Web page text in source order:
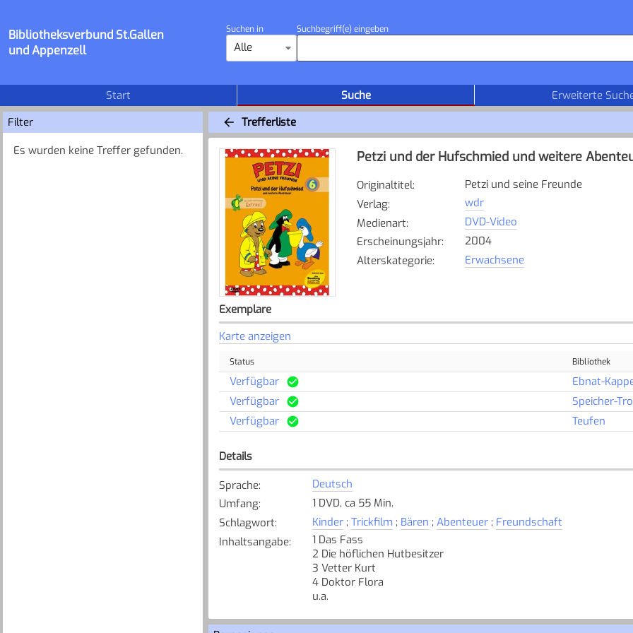
Bibliotheksverbund St.Gallen
und Appenzell
Suchen in
Alle
Suchbegriff(e) eingeben
Start Suche Erweiterte
Filter
Es wurden keine Treffer gefunden.
Trefferliste
Petzi und der Hufschmied und weitere
Originaltitel:
Petzi und seine Freunde
Verlag:
wdr
Medienart:
DVD-Video
Erscheinungsjahr:
2004
Alterskategorie: Erwachsene
Exemplare
Karte anzeigen
Status Bibliothek
Verfügbar
Ebnat-
Verfügbar
Speicher-
Verfügbar
Teufen
Details
Sprache:
Deutsch
Umfang:
1 DVD, ca 55 Min.
Schlagwort: Kinder; Trickfilm; Bären ; Abenteuer; Freundschaft
Inhaltsangabe:
1 Das Fass
2 Die höflichen Hutbesitzer
3 Vetter Kurt
4 Doktor Flora
u.a.